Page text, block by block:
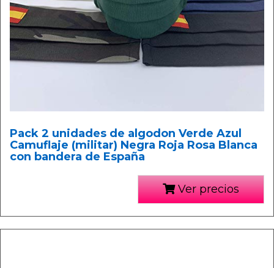
Pack 2 unidades de algodon Verde Azul
Camuflaje (militar) Negra Roja Rosa Blanca
con bandera de España
Ver precios